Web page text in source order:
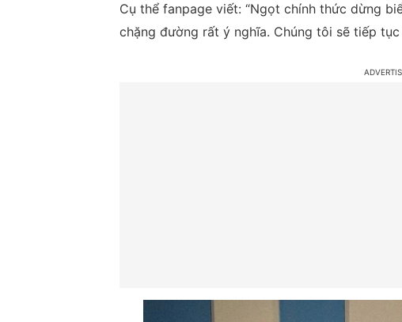
Cụ thể fanpage viết: “Ngọt chính thức dừng
chặng đường rất ý nghĩa. Chúng tôi sẽ tiếp